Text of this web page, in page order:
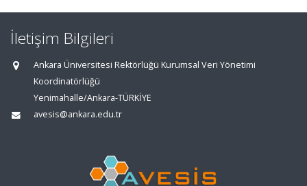
İletişim Bilgileri
Ankara Üniversitesi Rektörlüğü Kurumsal Veri Yönetimi
Koordinatörlüğü
Yenimahalle/Ankara-TÜRKİYE
avesis@ankara.edu.tr